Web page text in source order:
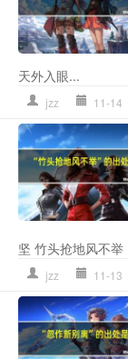
天外入眼...
jzz 11-14
坚 竹头抢地风不
jzz 11-13